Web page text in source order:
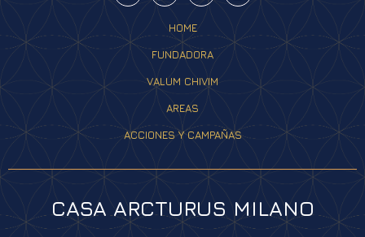
HOME
FUNDADORA
VALUM CHIVIM
AREAS
ACCIONES Y CAMPAÑAS
CASA ARCTURUS MILANO